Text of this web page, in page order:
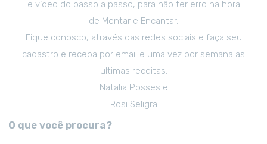
e vídeo do passo a passo, para não ter erro na hora
de Montar e Encantar.
Fique conosco, através das redes sociais e faça seu
cadastro e receba por email e uma vez por semana as
ultimas receitas.
Natalia Posses e
Rosi Seligra
O que você procura?